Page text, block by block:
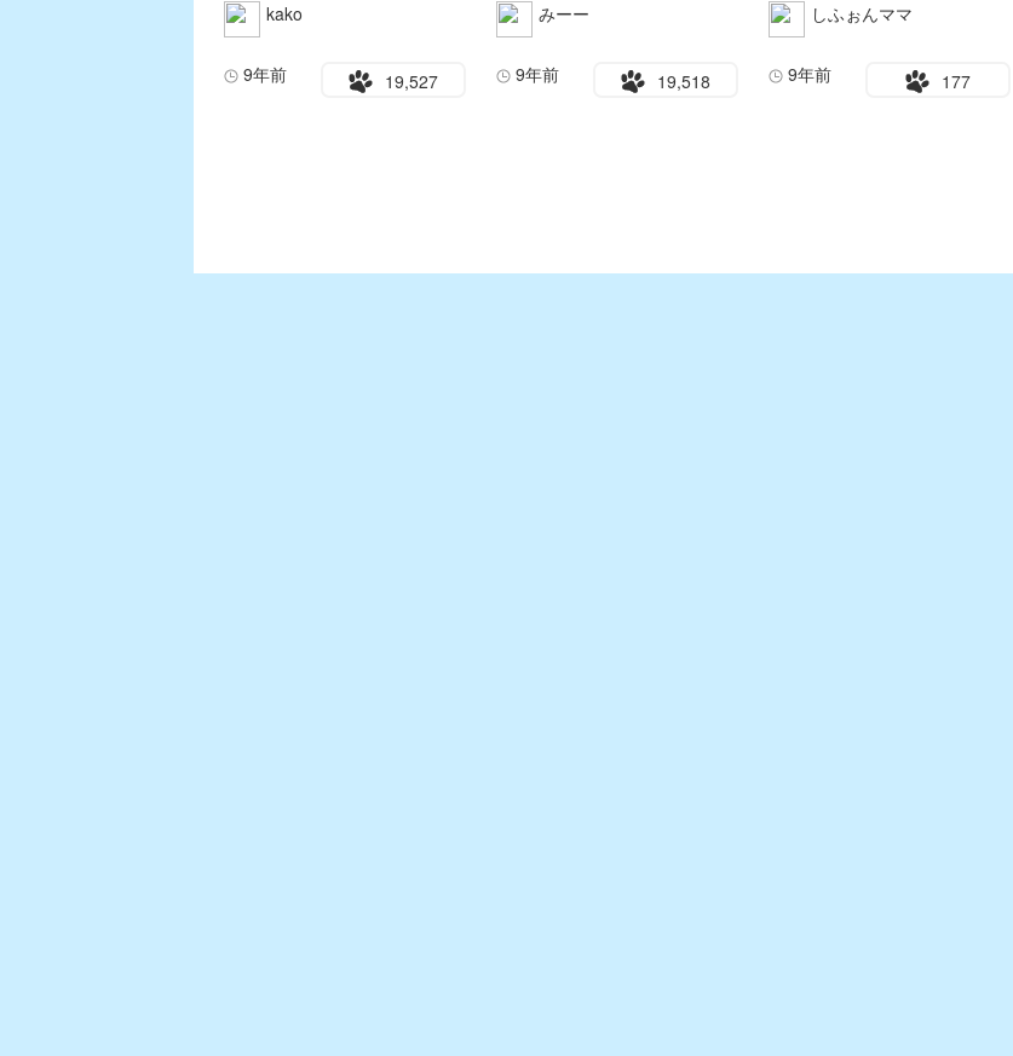
kako
9年前 19,527
みーー
9年前 19,518
しふぉんママ
9年前
177